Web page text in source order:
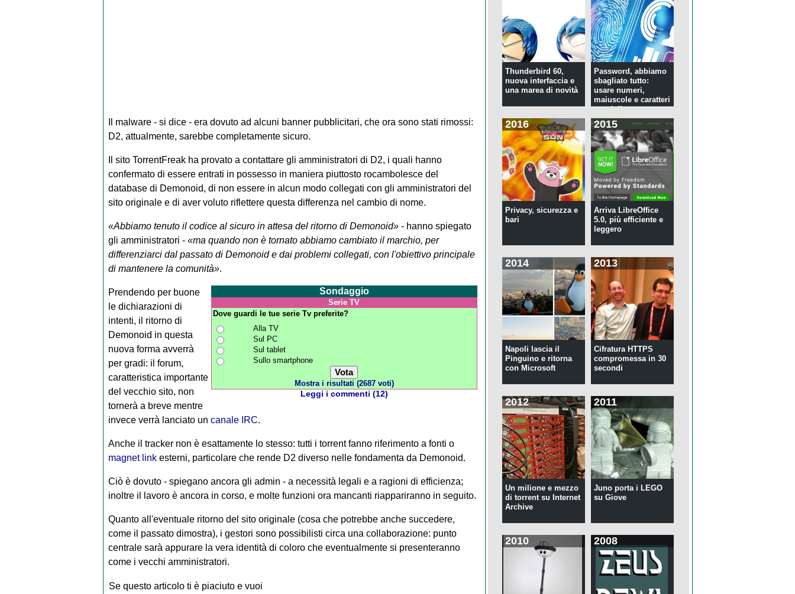
Il malware - si dice - era dovuto ad alcuni banner pubblicitari, che ora sono stati rimossi:
D2, attualmente, sarebbe completamente sicuro.
Il sito TorrentFreak ha provato a contattare gli amministratori di D2, i quali hanno
confermato di essere entrati in possesso in maniera piuttosto rocambolesce del
database di Demonoid, di non essere in alcun modo collegati con gli amministratori del
sito originale e di aver voluto riflettere questa differenza nel cambio di nome.
«Abbiamo tenuto il codice al sicuro in attesa del ritorno di Demonoid»- hanno spiegato
gli amministratori - «ma quando non è tornato abbiamo cambiato il marchio, per
differenziarci dal passato di Demonoid e dai problemi collegati, con l'obiettivo principale
di mantenere la comunità».
Sondaggio
Serie TV
Dove guardi le tue serie Tv preferite?
Alla TV
Sul PC
Sul tablet
Sullo smartphone
Mostra i risultati (2687 voti)
Leggi i commenti (12)
Prendendo per buone
le dichiarazioni di
intenti, il ritorno di
Demonoid in questa
nuova forma avverrà
per gradi: il forum,
caratteristica importante
del vecchio sito, non
tornerà a breve mentre
invece verrà lanciato un canale IRC.
Anche il tracker non è esattamente lo stesso: tutti i torrent fanno riferimento a fonti o
magnet linkesterni, particolare che rende D2 diverso nelle fondamenta da Demonoid.
Ciò è dovuto - spiegano ancora gli admin - a necessità legali e a ragioni di efficienza;
inoltre il lavoro è ancora in corso, e molte funzioni ora mancanti riappariranno in seguito.
Quanto all'eventuale ritorno del sito originale (cosa che potrebbe anche succedere,
come il passato dimostra), i gestori sono possibilisti circa una collaborazione: punto
centrale sarà appurare la vera identità di coloro che eventualmente si presenteranno
come i vecchi amministratori.
Se questo articolo ti è piaciuto e vuoi
Thunderbird 60,
nuova interfaccia e
una marea di novità
Password, abbiamo
sbagliato tutto:
usare numeri,
maiuscole e caratteri
speciali ...
2016
Privacy, sicurezza e
bari
2015
Arriva LibreOffice
5.0, più efficiente e
leggero
2014
Napoli lascia il
Pinguino e ritorna
con Microsoft
2013
Cifratura HTTPS
compromessa in 30
secondi
2012
Un milione e mezzo
di torrent su Internet
Archive
2011
Juno porta i LEGO
su Giove
2010 2008